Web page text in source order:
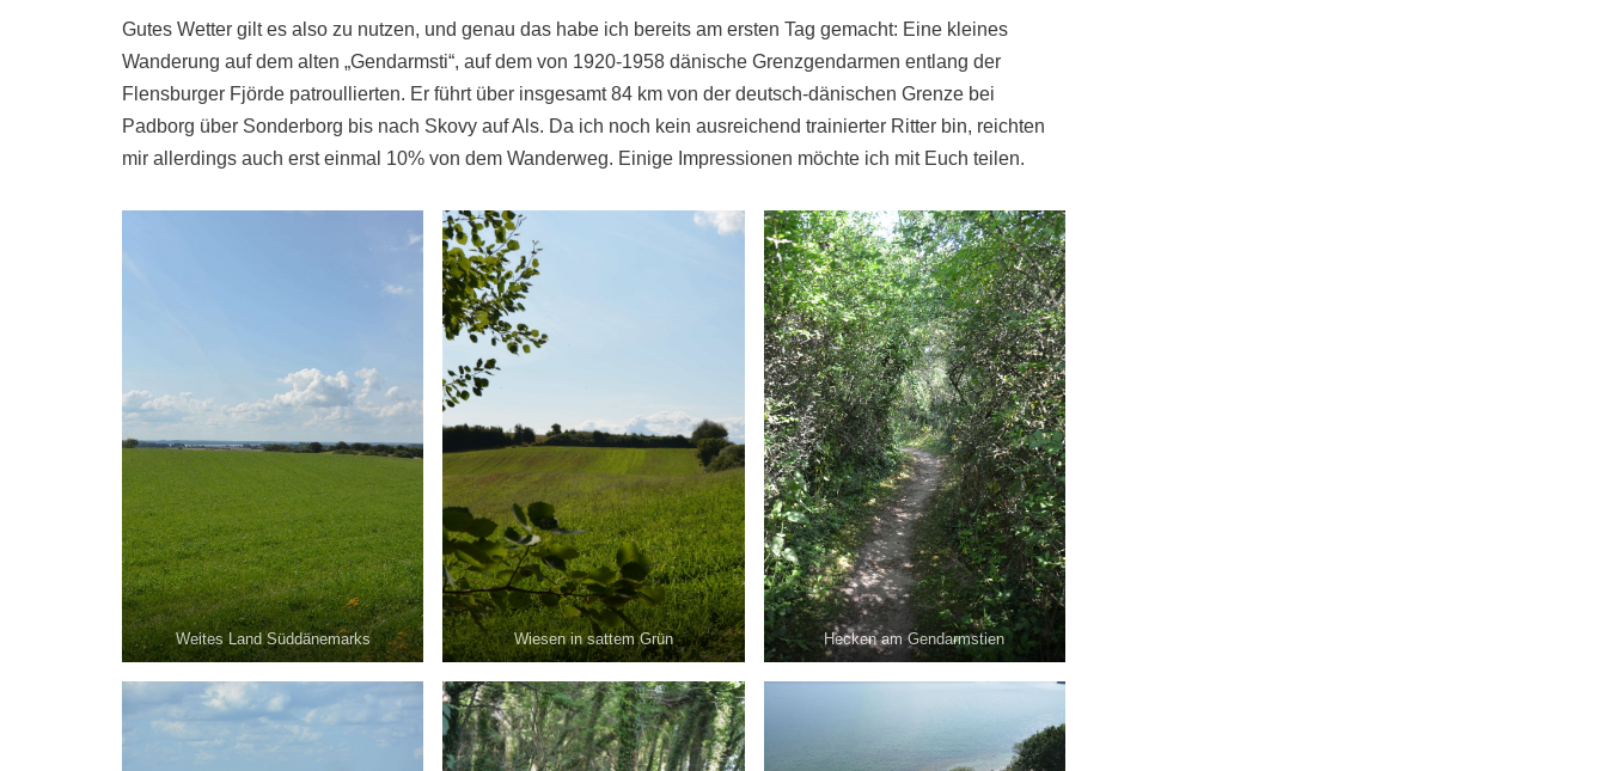
Gutes Wetter gilt es also zu nutzen, und genau das habe ich bereits am ersten Tag gemacht: Eine kleines
Wanderung auf dem alten „Gendarmsti“, auf dem von 1920-1958 dänische Grenzgendarmen entlang der
Flensburger Fjörde patroullierten. Er führt über insgesamt 84 km von der deutsch-dänischen Grenze bei
Padborg über Sonderborg bis nach Skovy auf Als. Da ich noch kein ausreichend trainierter Ritter bin, reichten
mir allerdings auch erst einmal 10% von dem Wanderweg. Einige Impressionen möchte ich mit Euch teilen.
Weites Land Süddänemarks Wiesen in sattem Grün Hecken am Gendarmstien